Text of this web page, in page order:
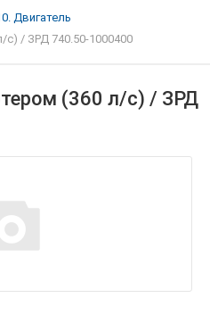
Двигатель
с) / ЗРД 740.50-1000400
(360 л/с) / ЗРД